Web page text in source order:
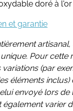
doré à
et garantie
Pour cette
variations (par
éléments inclus)
envoyé lors de
varier